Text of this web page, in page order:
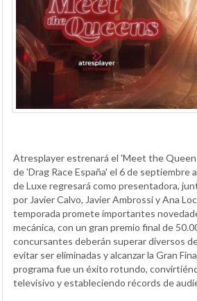
Atresplayer estrenará el 'Meet the
de 'Drag Race España' el 6 de septiembre
de Luxe regresará como presentadora,
por Javier Calvo, Javier Ambrossi y Ana
temporada promete importantes
mecánica, con un gran premio final de
concursantes deberán superar diversos
evitar ser eliminadas y alcanzar la Gran
programa fue un éxito rotundo,
televisivo y estableciendo récords de